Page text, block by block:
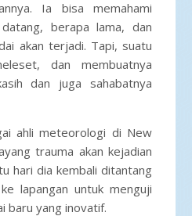
Ia bisa memahami
berapa lama, dan
akan terjadi. Tapi, suatu
dan membuatnya
dan juga sahabatnya
ahli meteorologi di New
trauma akan kejadian
hari dia kembali ditantang
lapangan untuk menguji
baru yang inovatif.